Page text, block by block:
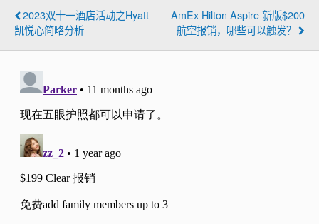
2023双十一酒店活动之Hyatt
凯悦心简略分析
AmEx Hilton Aspire 新版$200
航空报销，哪些可以触发？